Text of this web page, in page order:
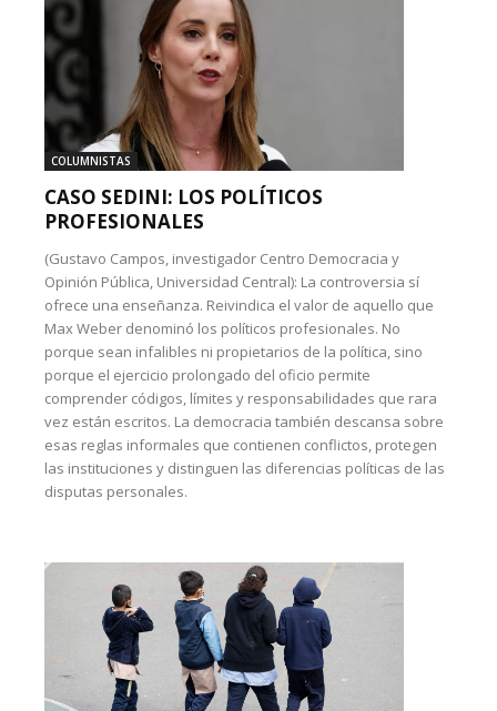
COLUMNISTAS
CASO SEDINI: LOS POLÍTICOS
PROFESIONALES
(Gustavo Campos, investigador Centro Democracia y
Opinión Pública, Universidad Central): La controversia sí
ofrece una enseñanza. Reivindica el valor de aquello que
Max Weber denominó los políticos profesionales. No
porque sean infalibles ni propietarios de la política, sino
porque el ejercicio prolongado del oficio permite
comprender códigos, límites y responsabilidades que rara
vez están escritos. La democracia también descansa sobre
esas reglas informales que contienen conflictos, protegen
las instituciones y distinguen las diferencias políticas de las
disputas personales.